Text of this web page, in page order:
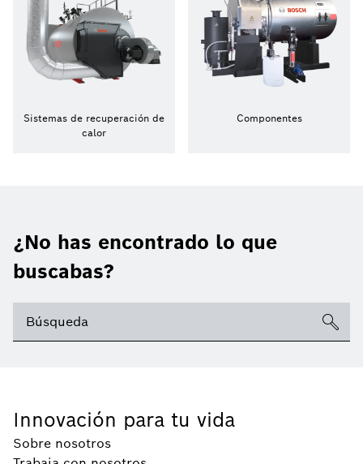
Sistemas de recuperación de
calor
Componentes
¿No has encontrado lo que
buscabas?
Innovación para tu vida
Sobre nosotros